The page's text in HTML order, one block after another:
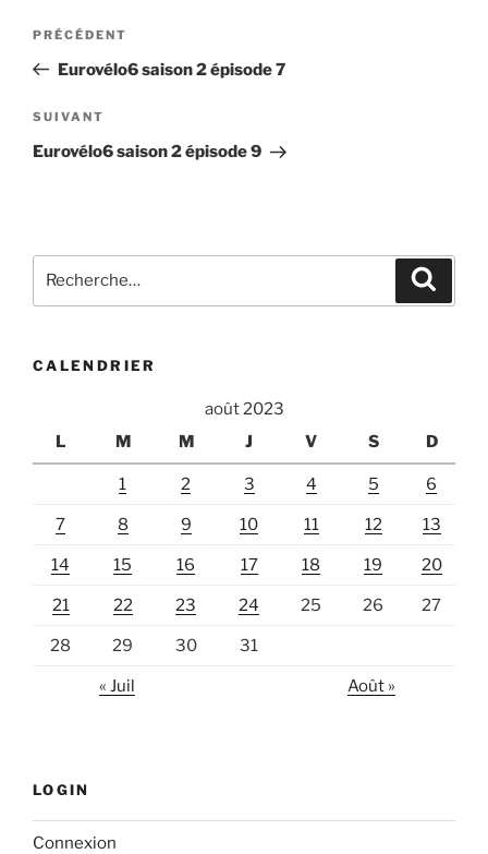
Navigation
l’article
Article
précédent
PRÉCÉDENT
Eurovélo6 saison 2 épisode 7
Article
suivant
SUIVANT
Eurovélo6 saison 2 épisode 9
pour
CALENDRIER
août 2023
L
M M J V S D
1 2 3 4 5 6
7 8 9 10 11 12 13
14 15 16 17 18 19 20
21 22 23 24 25 26 27
28 29 30 31
« Juil Août »
LOGIN
Connexion